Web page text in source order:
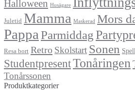
Halloween Husägare
Juletid Mamma Maskerad Mors
Pappa Parmiddag
Resa bort Retro Skolstart Sonen
StudentpresentTonåringen
Tonårssonen
Produktkategorier